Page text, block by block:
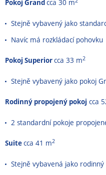
Pokoj Grand cca 30 m
Stejně vybavený jako
Navíc má rozkládací pohovku
Pokoj Superiorcca 33 m2
Stejně vybavený jako pokoj
Rodinný propojený pokoj cca
2 standardní pokoje
Suitecca 41 m2
Stejně vybavená jako